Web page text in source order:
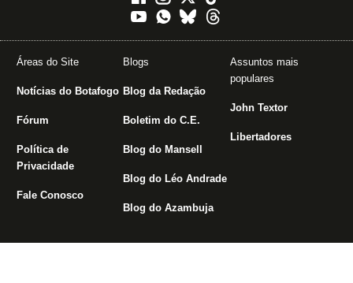
Áreas do Site
Notícias do Botafogo
Fórum
Política de
Privacidade
Fale Conosco
Blogs
Blog da Redação
Boletim do C.E.
Blog do Mansell
Blog do Léo Andrade
Blog do Azambuja
Assuntos mais
populares
John Textor
Libertadores